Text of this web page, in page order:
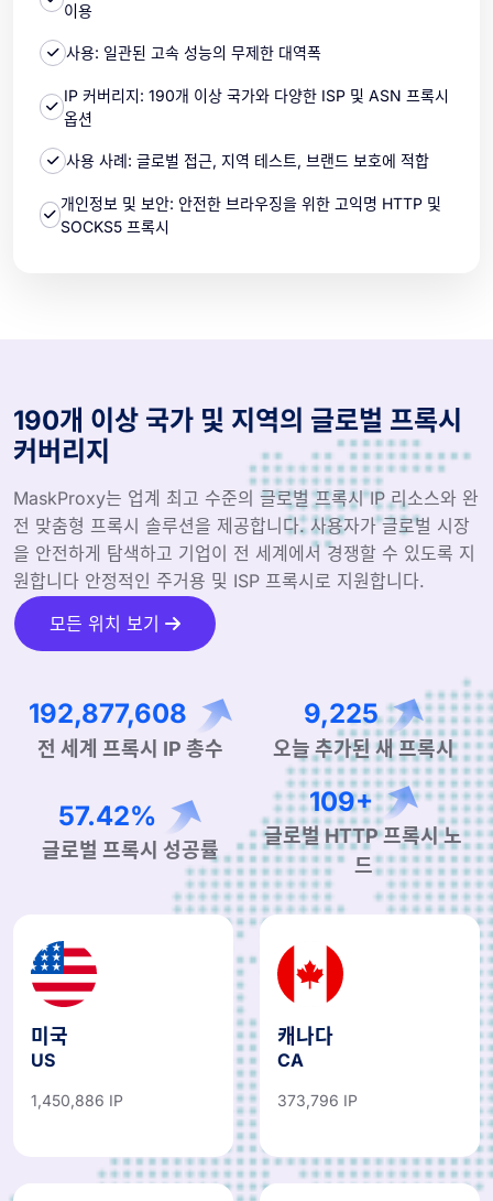
이용
사용: 일관된 고속 성능의 무제한 대역폭
IP 커버리지: 190개 이상 국가와 다양한 ISP 및 ASN 프록시
옵션
사용 사례: 글로벌 접근, 지역 테스트, 브랜드 보호에 적합
개인정보 및 보안: 안전한 브라우징을 위한 고익명 HTTP 및
SOCKS5 프록시
190개 이상 국가 및 지역의 글로벌 프록시
커버리지
MaskProxy는 업계 최고 수준의 글로벌 프록시 IP 리소스와 완
전 맞춤형 프록시 솔루션을 제공합니다. 사용자가 글로벌 시장
을 안전하게 탐색하고 기업이 전 세계에서 경쟁할 수 있도록 지
원합니다 안정적인 주거용 및 ISP 프록시로 지원합니다.
모든 위치 보기
306,380,137
전 세계 프록시 IP 총수
14,655
오늘 추가된 새 프록시
91.22%
글로벌 프록시 성공률
172+
글로벌 HTTP 프록시 노
드
미국
US
1,450,886 IP
캐나다
CA
373,796 IP